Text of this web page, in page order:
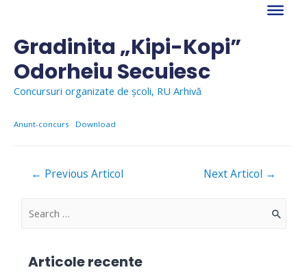
contentGradinita „Kipi-Kopi”
Odorheiu Secuiesc
Concursuri organizate de școli, RU Arhivă
Anunt-concurs Download
Navigare
← Previous Articol Next Articol →
S
Articole recente